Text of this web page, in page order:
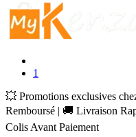
1
💥 Promotions exclusives
Remboursé | 🚚 Livraison
Colis Avant Paiement